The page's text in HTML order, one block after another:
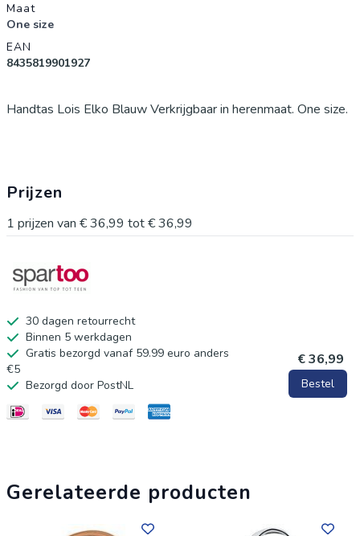
Maat
One size
EAN
8435819901927
Handtas Lois Elko Blauw Verkrijgbaar in herenmaat. One size.
Prijzen
1 prijzen van € 36,99 tot€ 36,99
30 dagen retourrecht
Binnen 5 werkdagen
Gratis bezorgd vanaf 59.99 euro anders
€5
Bezorgd door PostNL
€ 36,99
Bestel
Gerelateerde producten